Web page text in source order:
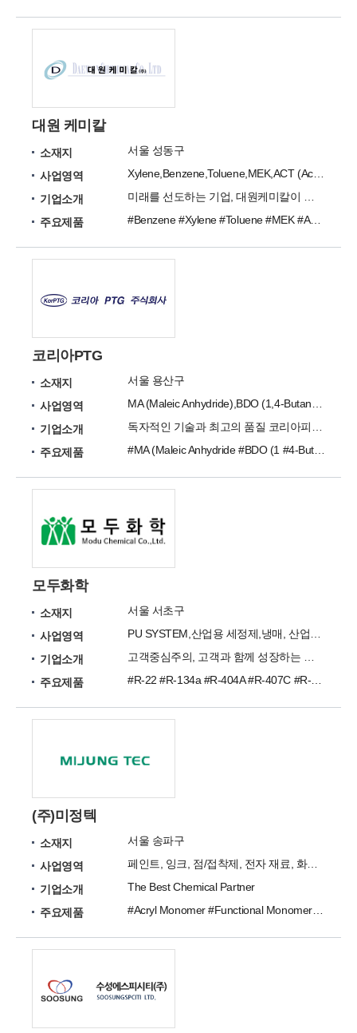
대원 케미칼
소재지
서울 성동구
사업영역
Xylene,Benzene,Toluene,MEK,ACT (Acetone),MIBK,DIBK
기업소개
주요제품
#Benzene #Xylene #Toluene #MEK #ACT (Acetone) #MIBK #DIBK #Meoh #IPA #N-B
코리아PTG
소재지
서울 용산구
사업영역
기업소개
주요제품
#MA (Maleic Anhydride #BDO (1 #4-Butanediol) #THF (Tetrahydrofuran #PTMEG (Polytetrameth
모두화학
소재지
서울 서초구
사업영역
기업소개
주요제품
(주)미정텍
소재지
서울 송파구
사업영역
페인트, 잉크, 점/접착제, 전자 재료, 화장품, 에멀젼, 바인더, 우레탄 관련 원료
기업소개
The Best Chemical Partner
주요제품
#Acryl Monomer #Functional Monomer #Solvent #Additives #Cosmetics